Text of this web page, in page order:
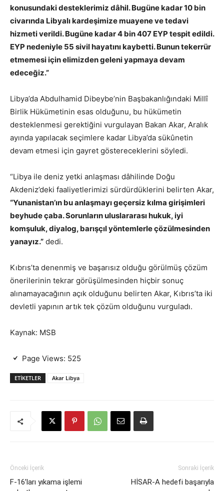
konusundaki desteklerimiz dâhil. Bugüne kadar 10 bin
civarında Libyalı kardeşimize muayene ve tedavi
hizmeti verildi. Bugüne kadar 4 bin 407 EYP tespit edildi.
EYP nedeniyle 55 sivil hayatını kaybetti. Bunun tekerrür
etmemesi için elimizden geleni yapmaya devam
edeceğiz.”
Libya’da Abdulhamid Dibeybe’nin Başbakanlığındaki Millî
Birlik Hükümetinin esas olduğunu, bu hükümetin
desteklenmesi gerektiğini vurgulayan Bakan Akar, Aralık
ayında yapılacak seçimlere kadar Libya’da sükûnetin
devam etmesi için gayret göstereceklerini söyledi.
“Libya ile deniz yetki anlaşması dâhilinde Doğu
Akdeniz’deki faaliyetlerimizi sürdürdüklerini belirten Akar,
“Yunanistan’ın bu anlaşmayı geçersiz kılma girişimleri
beyhude çaba. Sorunların uluslararası hukuk, iyi
komşuluk, diyalog, barışçıl yöntemlerle çözülmesinden
yanayız.” dedi.
Kıbrıs’ta denenmiş ve başarısız olduğu görülmüş çözüm
önerilerinin tekrar görüşülmesinden hiçbir sonuç
alınamayacağının açık olduğunu belirten Akar, Kıbrıs’ta iki
devletli yapının artık tek çözüm olduğunu vurguladı.
Kaynak: MSB
Page Views: 525
ETIKETLER Akar Libya
Önceki İçerik
F-16’ları yıkama işlemi
Sonraki İçerik
HİSAR-A hedefi başarıyla